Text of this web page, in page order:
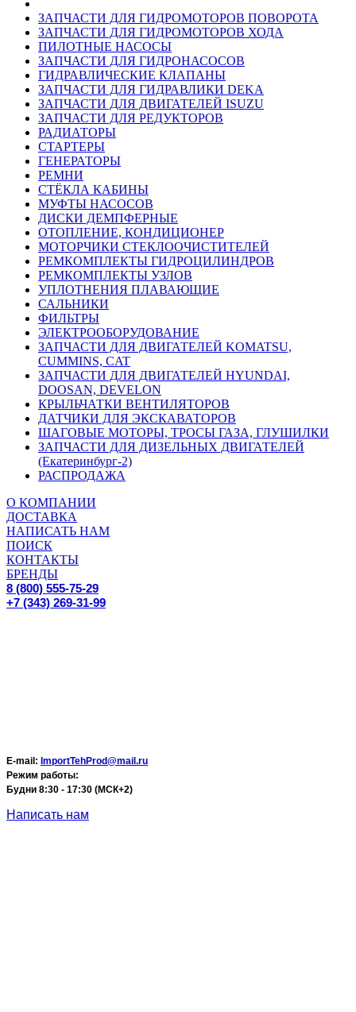
ЗАПЧАСТИ ДЛЯ ГИДРОМОТОРОВ ПОВОРОТА
ЗАПЧАСТИ ДЛЯ ГИДРОМОТОРОВ ХОДА
ПИЛОТНЫЕ НАСОСЫ
ЗАПЧАСТИ ДЛЯ ГИДРОНАСОСОВ
ГИДРАВЛИЧЕСКИЕ КЛАПАНЫ
ЗАПЧАСТИ ДЛЯ ГИДРАВЛИКИ DEKA
ЗАПЧАСТИ ДЛЯ ДВИГАТЕЛЕЙ ISUZU
ЗАПЧАСТИ ДЛЯ РЕДУКТОРОВ
РАДИАТОРЫ
СТАРТЕРЫ
ГЕНЕРАТОРЫ
РЕМНИ
СТЁКЛА КАБИНЫ
МУФТЫ НАСОСОВ
ДИСКИ ДЕМПФЕРНЫЕ
ОТОПЛЕНИЕ, КОНДИЦИОНЕР
МОТОРЧИКИ СТЕКЛООЧИСТИТЕЛЕЙ
РЕМКОМПЛЕКТЫ ГИДРОЦИЛИНДРОВ
РЕМКОМПЛЕКТЫ УЗЛОВ
УПЛОТНЕНИЯ ПЛАВАЮЩИЕ
САЛЬНИКИ
ФИЛЬТРЫ
ЭЛЕКТРООБОРУДОВАНИЕ
ЗАПЧАСТИ ДЛЯ ДВИГАТЕЛЕЙ KOMATSU,
CUMMINS, CAT
ЗАПЧАСТИ ДЛЯ ДВИГАТЕЛЕЙ HYUNDAI,
DOOSAN, DEVELON
КРЫЛЬЧАТКИ ВЕНТИЛЯТОРОВ
ДАТЧИКИ ДЛЯ ЭКСКАВАТОРОВ
ШАГОВЫЕ МОТОРЫ, ТРОСЫ ГАЗА, ГЛУШИЛКИ
ЗАПЧАСТИ ДЛЯ ДИЗЕЛЬНЫХ ДВИГАТЕЛЕЙ
(Екатеринбург-2)
РАСПРОДАЖА
О КОМПАНИИ
ДОСТАВКА
НАПИСАТЬ НАМ
ПОИСК
КОНТАКТЫ
БРЕНДЫ
8 (800) 555-75-29
+7 (343) 269-31-99
E-mail: ImportTehProd@mail.ru
Режим работы:
Будни 8:30 - 17:30 (МСК+2)
Написать нам